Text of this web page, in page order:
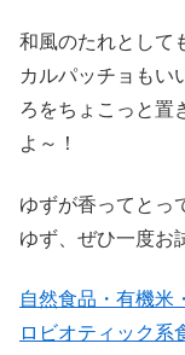
和風のたれとして
カルパッチョもい
ろをちょこっと置
よ～！
ゆずが香ってとっ
ゆず、ぜひ一度お
自然食品・有機米
ロビオティック系